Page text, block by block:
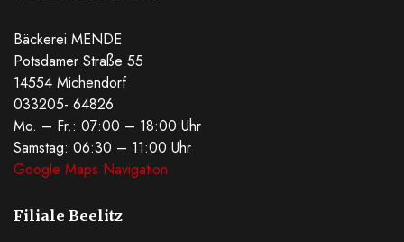
Bäckerei MENDE
Potsdamer Straße 55
14554 Michendorf
033205- 64826
Mo. – Fr.: 07:00 – 18:00 Uhr
Samstag: 06:30 – 11:00 Uhr
Google Maps Navigation
Filiale Beelitz